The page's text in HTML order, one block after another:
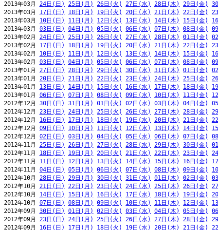
2013年03月 24日(日) 25日(月) 26日(火) 27日(水) 28日(木) 29日(金)
2013年03月 17日(日) 18日(月) 19日(火) 20日(水) 21日(木) 22日(金)
2013年03月 10日(日) 11日(月) 12日(火) 13日(水) 14日(木) 15日(金)
2013年03月 03日(日) 04日(月) 05日(火) 06日(水) 07日(木) 08日(金)
2013年02月 24日(日) 25日(月) 26日(火) 27日(水) 28日(木) 01日(金)
2013年02月 17日(日) 18日(月) 19日(火) 20日(水) 21日(木) 22日(金)
2013年02月 10日(日) 11日(月) 12日(火) 13日(水) 14日(木) 15日(金)
2013年02月 03日(日) 04日(月) 05日(火) 06日(水) 07日(木) 08日(金)
2013年01月 27日(日) 28日(月) 29日(火) 30日(水) 31日(木) 01日(金)
2013年01月 20日(日) 21日(月) 22日(火) 23日(水) 24日(木) 25日(金)
2013年01月 13日(日) 14日(月) 15日(火) 16日(水) 17日(木) 18日(金)
2013年01月 06日(日) 07日(月) 08日(火) 09日(水) 10日(木) 11日(金)
2012年12月 30日(日) 31日(月) 01日(火) 02日(水) 03日(木) 04日(金)
2012年12月 23日(日) 24日(月) 25日(火) 26日(水) 27日(木) 28日(金)
2012年12月 16日(日) 17日(月) 18日(火) 19日(水) 20日(木) 21日(金)
2012年12月 09日(日) 10日(月) 11日(火) 12日(水) 13日(木) 14日(金)
2012年12月 02日(日) 03日(月) 04日(火) 05日(水) 06日(木) 07日(金)
2012年11月 25日(日) 26日(月) 27日(火) 28日(水) 29日(木) 30日(金)
2012年11月 18日(日) 19日(月) 20日(火) 21日(水) 22日(木) 23日(金)
2012年11月 11日(日) 12日(月) 13日(火) 14日(水) 15日(木) 16日(金)
2012年11月 04日(日) 05日(月) 06日(火) 07日(水) 08日(木) 09日(金)
2012年10月 28日(日) 29日(月) 30日(火) 31日(水) 01日(木) 02日(金)
2012年10月 21日(日) 22日(月) 23日(火) 24日(水) 25日(木) 26日(金)
2012年10月 14日(日) 15日(月) 16日(火) 17日(水) 18日(木) 19日(金)
2012年10月 07日(日) 08日(月) 09日(火) 10日(水) 11日(木) 12日(金)
2012年09月 30日(日) 01日(月) 02日(火) 03日(水) 04日(木) 05日(金)
2012年09月 23日(日) 24日(月) 25日(火) 26日(水) 27日(木) 28日(金)
2012年09月 16日(日) 17日(月) 18日(火) 19日(水) 20日(木) 21日(金)